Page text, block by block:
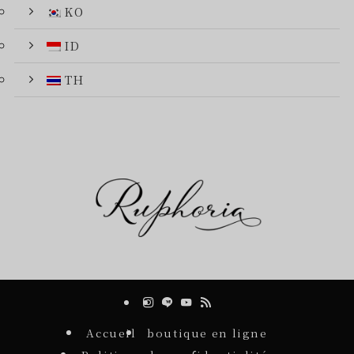
KO
ID
TH
Accueil
boutique en ligne